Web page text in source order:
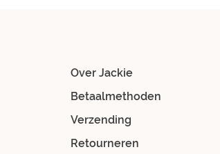
Over Jackie
Betaalmethoden
Verzending
Retourneren